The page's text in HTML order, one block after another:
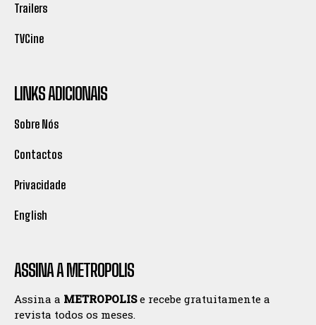
Trailers
TVCine
LINKS ADICIONAIS
Sobre Nós
Contactos
Privacidade
English
ASSINA A METROPOLIS
Assina a METROPOLISe recebe gratuitamente a
revista todos os meses.